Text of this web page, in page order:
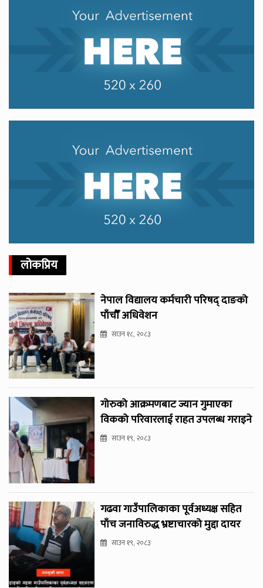
लोकप्रिय
नेपाल विद्यालय कर्मचारी परिषद् दाङको
पाँचौँ अधिवेशन
साउन १८, २०८३
गोरुको आक्रमणबाट ज्यान गुमाएका
विकको परिवारलाई राहत उपलब्ध गराइने
साउन १९, २०८३
गढवा गाउँपालिकाका पूर्वअध्यक्ष सहित
पाँच जनाविरुद्ध भ्रष्टाचारको मुद्दा दायर
साउन १९, २०८३